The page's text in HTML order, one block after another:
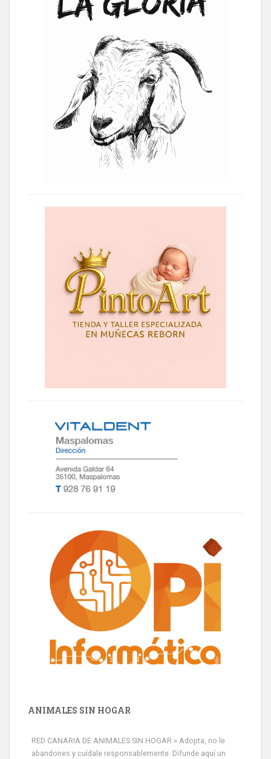
ANIMALES SIN HOGAR
RED CANARIA DE ANIMALES SIN HOGAR » Adopta, no le
abandones y cuídale responsablemente. Difunde aquí un